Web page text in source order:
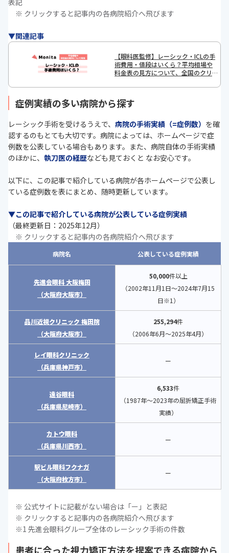
表記
※ クリックすると記事内の各病院紹介へ飛びます
▼関連記事
【眼科医監修】レーシック・ICLの手
術費用・値段はいくら？平均相場や
料金表の見方について、全国のクリニ
症例実績の多い病院から探す
レーシック手術を受けるうえで、 病院の手術実績（=症例数） を確
認するのもとても大切です。病院によっては、ホームページで症
例数を公表している場合もあります。また、病院自体の手術実績
のほかに、 執刀医の経歴なども見ておくと なお安心です。
以下に、この記事で紹介している病院が各ホームページで公表し
ている症例数を表にまとめ、随時更新しています。
▼この記事で紹介している病院が公表している症例実績
（最終更新日：2025年12月）
※ クリックすると記事内の各病院紹介へ飛びます
病院名 公表している症例実績
先進会眼科 大阪梅田
（大阪府大阪市）
50,000件以上
（2002年11月1日〜2024年7月15
日※1）
品川近視クリニック 梅田院
（大阪府大阪市）
255,294件
（2006年6月〜2025年4月）
レイ眼科クリニック
（兵庫県神戸市）
ー
遠谷眼科
（兵庫県尼崎市）
6,533件
（1987年〜2023年の屈折矯正手術
実績）
カトウ眼科
（兵庫県川西市）
ー
駅ビル眼科フクナガ
（大阪府枚方市）
ー
※ 公式サイトに記載がない場合は「ー」と表記
※ クリックすると記事内の各病院紹介へ飛びます
※1 先進会眼科グループ全体のレーシック手術の件数
患者に合った視力矯正方法を提案できる病院から